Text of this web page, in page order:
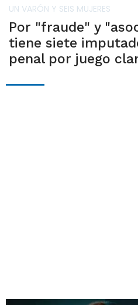
UN VARÓN Y SEIS MUJERES
Por "fraude" y
tiene siete
penal por juego